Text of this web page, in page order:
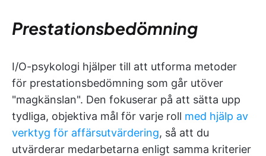
Prestationsbedömning
I/O-psykologi hjälper till att utforma metoder
för prestationsbedömning som går utöver
"magkänslan". Den fokuserar på att sätta upp
tydliga, objektiva mål för varje roll med hjälp av
verktyg för affärsutvärdering, så att du
utvärderar medarbetarna enligt samma kriterier